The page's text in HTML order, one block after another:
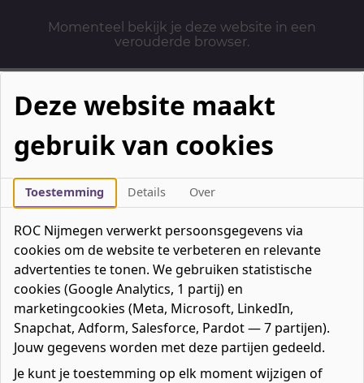
Momenteel bekijk je deze website in een
verouderde browser.
Mbo-opleidingen
Werken & Leren
Mavo / havo / vwo
Contact
Over ons
Bedrijven
Favorieten0favorieten
Mijn ROC
Zoeken
Deze website maakt
gebruik van cookies
Toestemming Details Over
ROC Nijmegen verwerkt persoonsgegevens via
cookies om de website te verbeteren en relevante
advertenties te tonen. We gebruiken statistische
cookies (Google Analytics, 1 partij) en
marketingcookies (Meta, Microsoft, LinkedIn,
Snapchat, Adform, Salesforce, Pardot — 7 partijen).
Jouw gegevens worden met deze partijen gedeeld.
Je kunt je toestemming op elk moment wijzigen of